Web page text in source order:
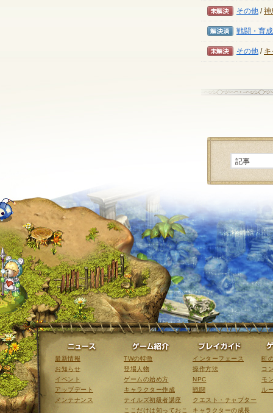
未解決
その他 /神
解決済み
戦闘・育成
未解決
その他 /
ニュース
最新情報
お知らせ
イベント
アップデート
メンテナンス
ゲーム紹介
TWの特徴
登場人物
ゲームの始め方
キャラクター作成
テイルズ初級者講座
ここだけは知っておこ
インターフェース
操作方法
NPC
戦闘
クエスト・チャプター
キャラクターの成長
町
コ
モ
ル